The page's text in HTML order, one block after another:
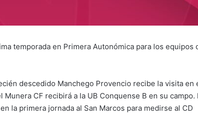
temporada en Primera Autonómica para los equipos
descedido Manchego Provencio recibe la visita en
CF recibirá a la UB Conquense B en su campo.
la primera jornada al San Marcos para medirse al CD